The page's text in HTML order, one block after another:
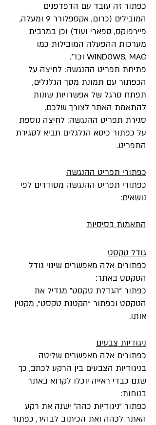
כפתור זה עובד עם הדפדפנים
המובילים (כרום, אקספלורר 9 ומעלה,
פיירפוקס, ספארי ועוד) וכן במרבית
מערכות ההפעלה המובילות כמו
WINDOWS, MAC וכד'.
פתיחת תפריט ההנגשה: לחיצה על
הכפתור עם תמונת מסך הגלגלים,
תפתח סרגל של אפשרויות שונות
להתאמת האתר לצורך שלכם.
סגירת תפריט ההנגשה: לחיצה נוספת
על כפתור כיסא הגלגלים תביא לסגירת
התפריט.
כפתורי תפריט ההנגשה
כפתורי תפריט ההנגשה מסודרים לפי
נושאים:
התאמות בסיסיות
גודל טקסט
כפתורים אלה מאפשרים שינוי גודל
הטקסט באתר:
כפתור "הגדלת טקסט" מגדיל את
הטקסט וכפתור "הקטנת טקסט", מקטין
אותו.
ניגודיות צבעים
כפתורים אלה מאפשרים שליטה
בניגודיות הצבעים בין הרקע לכתב, כך
שגם כבדי ראייה יוכלו לקרוא באתר
בנוחות:
כפתור "ניגודיות כהה" ישנה את רקע
האתר לכהה ואת הכיתוב לבהיר, כפתור